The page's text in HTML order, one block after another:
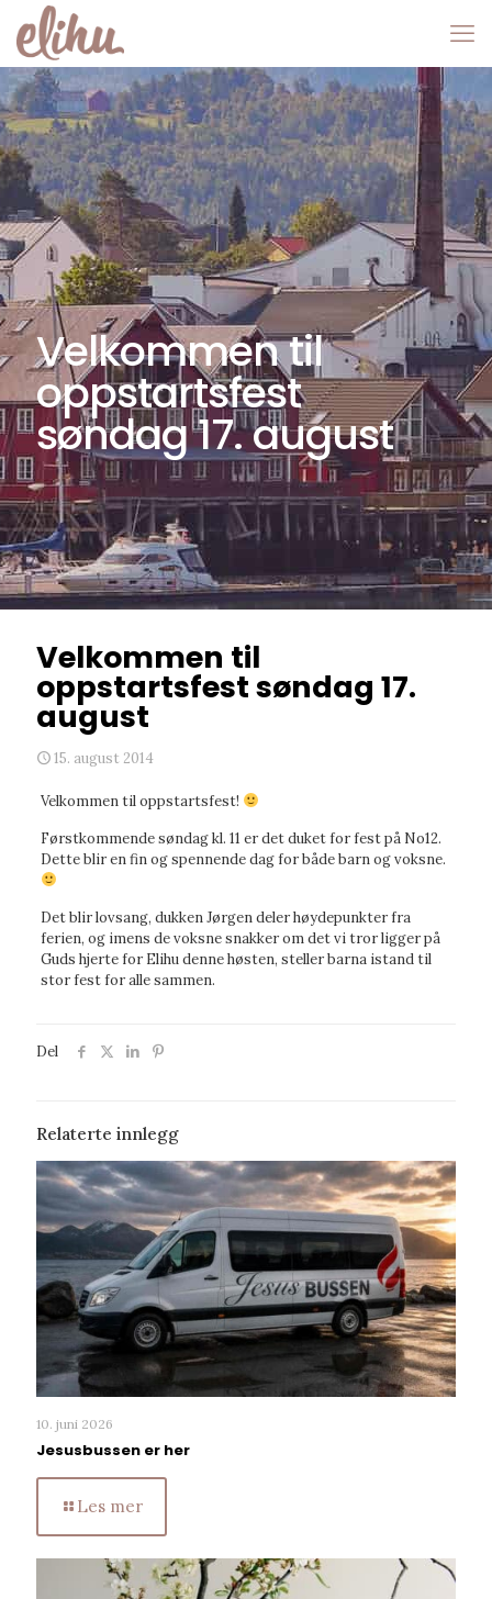
Velkommen til
oppstartsfest
søndag 17. august
Velkommen til
oppstartsfest søndag 17.
august
15. august 2014
Velkommen til oppstartsfest!
Førstkommende søndag kl. 11 er det duket for fest på No12.
Dette blir en fin og spennende dag for både barn og voksne.
Det blir lovsang, dukken Jørgen deler høydepunkter fra
ferien, og imens de voksne snakker om det vi tror ligger på
Guds hjerte for Elihu denne høsten, steller barna istand til
stor fest for alle sammen.
Del
Relaterte innlegg
10. juni 2026
Jesusbussen er her
Les mer